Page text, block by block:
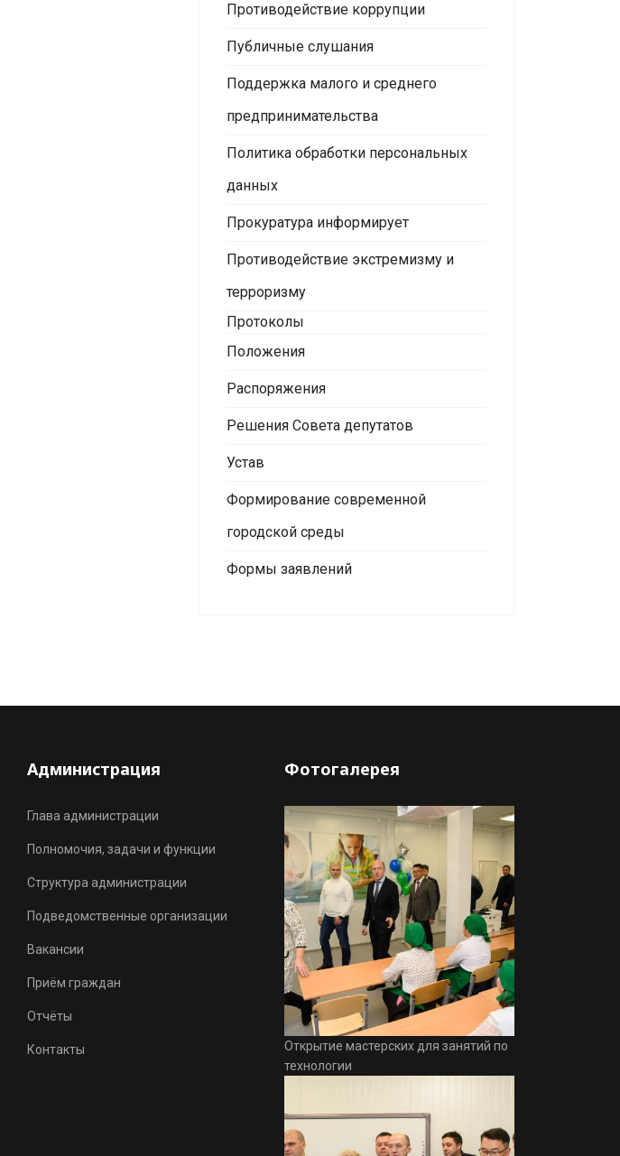
Противодействие коррупции
Публичные слушания
Поддержка малого и среднего
предпринимательства
Политика обработки персональных
данных
Прокуратура информирует
Противодействие экстремизму и
терроризму
Протоколы
Положения
Распоряжения
Решения Совета депутатов
Устав
Формирование современной
городской среды
Формы заявлений
Администрация
Глава администрации
Полномочия, задачи и функции
Структура администрации
Подведомственные организации
Вакансии
Приём граждан
Отчёты
Контакты
Фотогалерея
Открытие мастерских для занятий по
технологии